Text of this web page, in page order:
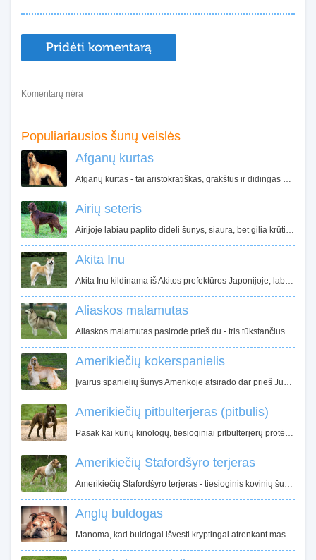
Pridėti komentarą
Komentarų nėra
Populiariausios šunų veislės
Afganų kurtas
Afganų kurtas - tai aristokratiškas, grakštus ir didingas šuo. Ilgas, prabangus afgano kailis pakeri daugelį šunų mylėtojų. Nors jis ir pasižymi puikiomis manieromis ir elgesiu, bet nereikėtų pamiršti, kad tai medžioklinis šuo turintis nepriklausomą charakterį.
Airių seteris
Airijoje labiau paplito dideli šunys, siaura, bet gilia krūtine, ilgais, plokščiais šonkauliais. Airių seteriai išsiskyrė tvirtomis galūnėmis, tarpus tarp kojų pirštų dengė standūs plaukai, kurie leido gerai judėti akmenuotomis Airijos kalvomis.
Akita Inu
Akita Inu kildinama iš Akitos prefektūros Japonijoje, labiausiai į šiaurę nutolusios vietovės Honsiu saloje. Iš čia ir pavadinimas Akita. Tuo tarpu Inu japonų kalboje reiškia šunį. Tiksliai nežinoma kada Akita Inu buvo prijaukinta, tačiau jau senuose raštuose užfiksuoti Akitos protėviai su tokiomis pat riestomis uodegomis ir stačiomis ausimis.
Aliaskos malamutas
Aliaskos malamutas pasirodė prieš du - tris tūkstančius metų Aliaskoje. Manoma, kad Aliaskos malamutai kilę iš arktinio vilko, todėl šios veislės kailio spalvos taip primena vilko spalvas - pilki atspalviai, tačiau pasitaiko smėlio, rausvos ar net baltos spalvos atstovų.
Amerikiečių kokerspanielis
Įvairūs spanielių šunys Amerikoje atsirado dar prieš Jungtinių Valstijų sukūrimą. Amerikiečių kokerspanielis tiesiogiai kilo iš anglų kokerspanielių. Tačiau, Jungtinėje Karalystėje ir JAV veisimas buvo vykdomas skirtingomis kryptimis, todėl atsirado reikšmingų skirtumų tarp amerikiečių ir anglų kokerspanielių.
Amerikiečių pitbulterjeras (pitbulis)
Pasak kai kurių kinologų, tiesioginiai pitbulterjerų protėviai yra senieji bul - and - terjerai, kurie XIX a. pradžioje buvo plačiai paplitę Didžiojoje Britanijoje ir JAV. 1835 metais kai Anglijoje buvo uždraustas viešas bulių pjudymas šunimis, kur buvo naudojami buldogai, kruvinų spektaklių gerbėjai, persiorientavo į šunų kovas ir žiurkių pjudymą šunimis.
Amerikiečių Stafordšyro terjeras
Amerikiečių Stafordšyro terjeras - tiesioginis kovinių šunų palikuonis, artimas amerikiečių pitbulterjero giminaitis. Didžiausias JAV kinologų klubas "American Kennel Club" (AKC), pradžioje nenorėjo oficialiai pripažinti pitbulterjerų veislės, turinčios sąsajų su kruvinomis šunų kovomis.
Anglų buldogas
Manoma, kad buldogai išvesti kryptingai atrenkant mastifus, siekiant sumažinti jų dydį, padidinti judrumą, sustiprinti ir prailginti sukandimą. Trumpesnis viršutinis žandikaulis leidžia šunims laisviau kvėpuoti sugriebus auką. Pradžioje buldogai buvo naudojami medžioklėje kaip varovai, vėliau - kaip piemenų šunys.